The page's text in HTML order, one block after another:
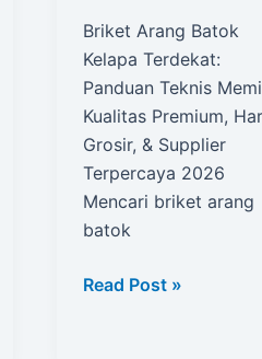
Briket Arang Batok
Kelapa Terdekat:
Panduan Teknis
Kualitas Premium,
Grosir, & Supplier
Terpercaya 2026
Mencari briket arang
batok
Briket
Read Post »